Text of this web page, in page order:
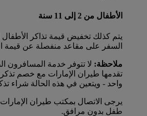
الأطفال من 2 إلى 11 سنة
يتم كذلك تخفيض قيمة تذاكر
السفر على مقاعد منفصلة عن قيمة
ملاحظة: لا تتوفر خدمة المسافرون
تقدمها طيران الإمارات مع خصم
واحد - ويتعين في هذه الحالة شراء
يرجى الاتصال بمكتب طيران
طفل بدون مرافق.